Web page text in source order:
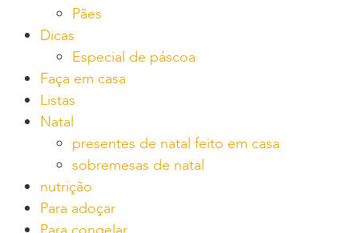
Pães
Dicas
Especial de páscoa
Faça em casa
Listas
Natal
presentes de natal feito em casa
sobremesas de natal
nutrição
Para adoçar